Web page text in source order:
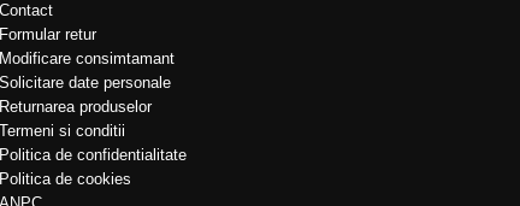
Contact
Formular retur
Modificare consimtamant
Solicitare date personale
Returnarea produselor
Termeni si conditii
Politica de confidentialitate
Politica de cookies